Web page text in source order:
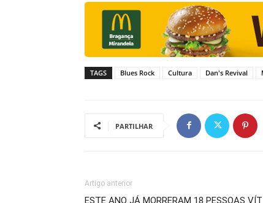
TAGS Blues Rock Cultura Dan's Revival
PARTILHAR
Artigo anterior
ESTE ANO JÁ MORRERAM 18 PESSOAS